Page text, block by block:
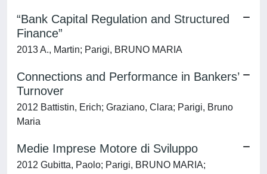
“Bank Capital Regulation and Structured
Finance”
2013 A., Martin; Parigi, BRUNO MARIA
Connections and Performance in Bankers’
Turnover
2012 Battistin, Erich; Graziano, Clara; Parigi, Bruno
Maria
Medie Imprese Motore di Sviluppo
2012 Gubitta, Paolo; Parigi, BRUNO MARIA;